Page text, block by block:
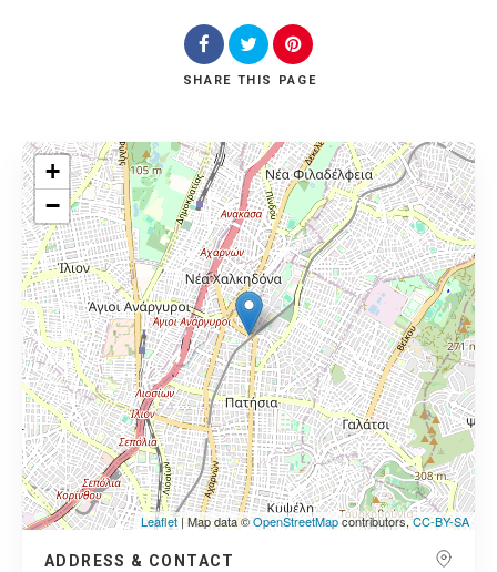
SHARE THIS PAGE
+
−
Leaflet| Map data ©OpenStreetMapcontributors,CC-BY-SA
ADDRESS & CONTACT